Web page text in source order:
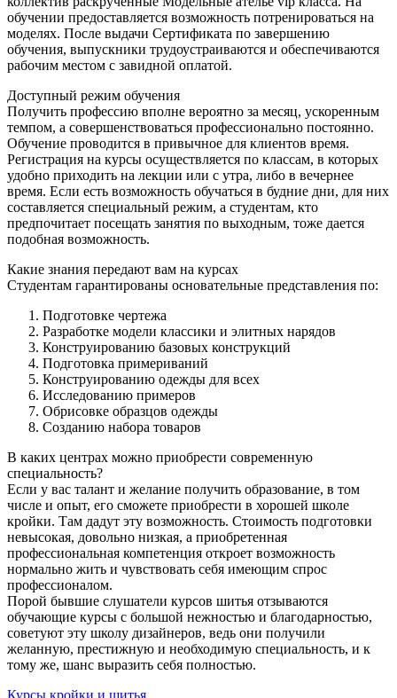
обучении предоставляется возможность потренироваться на
моделях. После выдачи Сертификата по завершению
обучения, выпускники трудоустраиваются и обеспечиваются
рабочим местом с завидной оплатой.
Доступный режим обучения
Получить профессию вполне вероятно за месяц, ускоренным
темпом, а совершенствоваться профессионально постоянно.
Обучение проводится в привычное для клиентов время.
Регистрация на курсы осуществляется по классам, в которых
удобно приходить на лекции или с утра, либо в вечернее
время. Если есть возможность обучаться в будние дни, для них
составляется специальный режим, а студентам, кто
предпочитает посещать занятия по выходным, тоже дается
подобная возможность.
Какие знания передают вам на курсах
Студентам гарантированы основательные представления по:
Подготовке чертежа
Разработке модели классики и элитных нарядов
Конструированию базовых конструкций
Подготовка примериваний
Конструированию одежды для всех
Исследованию примеров
Обрисовке образцов одежды
Созданию набора товаров
В каких центрах можно приобрести современную
специальность?
Если у вас талант и желание получить образование, в том
числе и опыт, его сможете приобрести в хорошей школе
кройки. Там дадут эту возможность. Стоимость подготовки
невысокая, довольно низкая, а приобретенная
профессиональная компетенция откроет возможность
нормально жить и чувствовать себя имеющим спрос
профессионалом.
Порой бывшие слушатели курсов шитья отзываются
обучающие курсы с большой нежностью и благодарностью,
советуют эту школу дизайнеров, ведь они получили
желанную, престижную и необходимую специальность, и к
тому же, шанс выразить себя полностью.
Курсы кройки и шитья